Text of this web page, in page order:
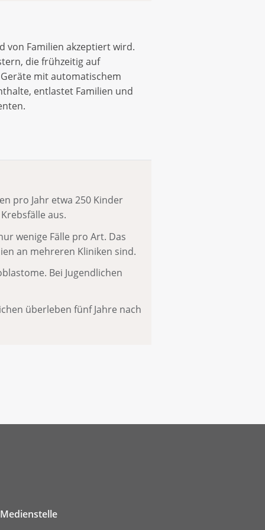
von Familien akzeptiert wird.
die frühzeitig auf
mit automatischem
entlastet Familien und
pro Jahr etwa 250 Kinder
aus.
wenige Fälle pro Art. Das
an mehreren Kliniken sind.
Bei Jugendlichen
überleben fünf Jahre nach
Medienstelle